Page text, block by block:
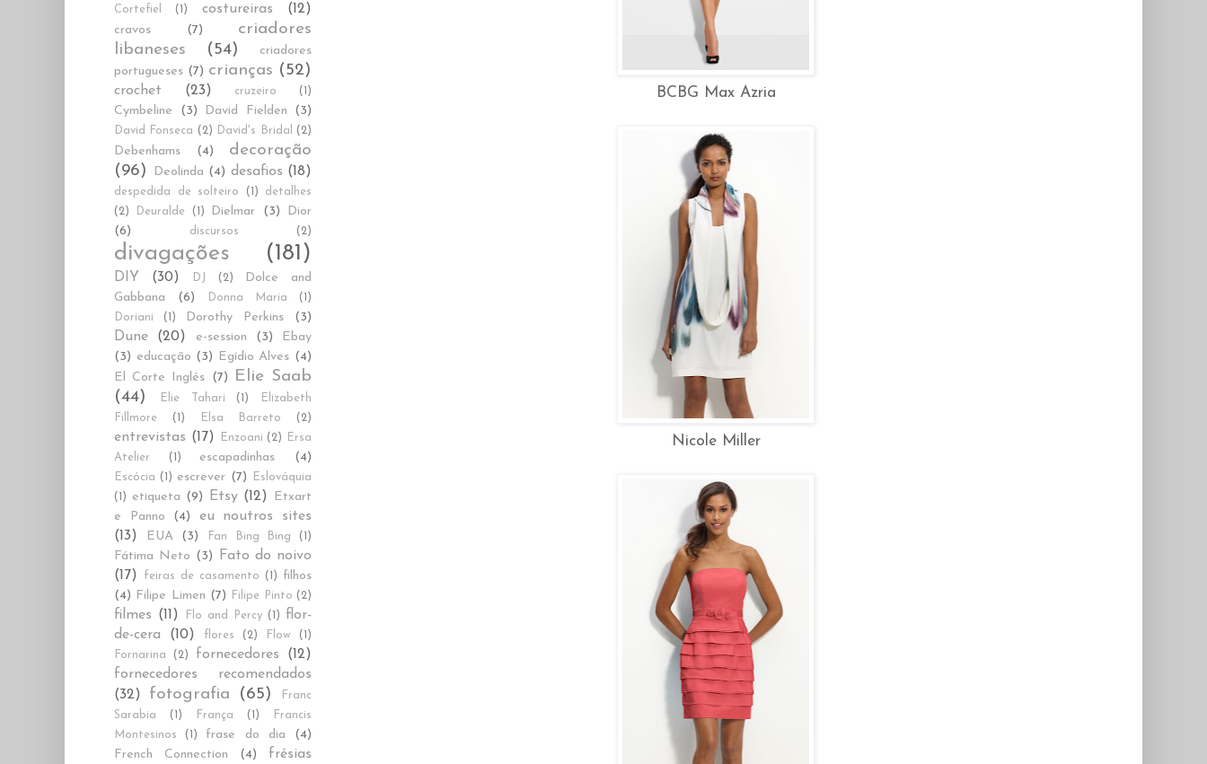
BCBG Max Azria
Nicole Miller
Cortefiel (1) costureiras (12)
cravos (7)
criadores
libaneses
(54)
criadores
portugueses (7) crianças (52)
crochet (23) cruzeiro (1)
Cymbeline (3) David Fielden (3)
David Fonseca (2) David's Bridal (2)
Debenhams (4)
decoração
(96)
Deolinda (4) desafios (18)
despedida de solteiro (1)
detalhes
(2)
Deuralde (1) Dielmar (3)
Dior
(6)
discursos (2)
divagações (181)
DIY (30) DJ (2)
Dolce and
Gabbana
(6) Donna Maria
(1)
Doriani
(1) Dorothy Perkins (3)
Dune (20) e-session (3)
Ebay
(3) educação (3) Egídio Alves (4)
El Corte Inglés (7)
Elie Saab
(44)
Elie Tahari (1)
Elizabeth
Fillmore
(1) Elsa Barreto (2)
entrevistas (17) Enzoani (2)
Ersa
Atelier
(1) escapadinhas (4)
Escócia (1) escrever (7)
Eslováquia
(1)
etiqueta (9) Etsy (12)
Etxart
e Panno
(4)
eu noutros sites
(13)
EUA (3) Fan Bing Bing (1)
Fátima Neto (3)
Fato do noivo
(17)
feiras de casamento (1)
filhos
(4) Filipe Limen (7) Filipe Pinto (2)
filmes (11) Flo and Percy (1)
flor-
de-cera
(10) flores (2) Flow
(1)
Fornarina
(2) fornecedores
(12)
fornecedores recomendados
(32)
fotografia (65)
Franc
Sarabia
(1) França (1)
Francis
Montesinos
(1) frase do dia
(4)
French Connection
(4) frésias